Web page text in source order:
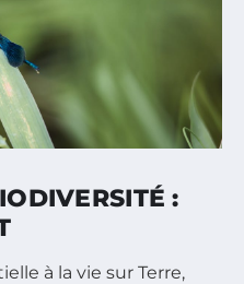
:
à la vie sur Terre,